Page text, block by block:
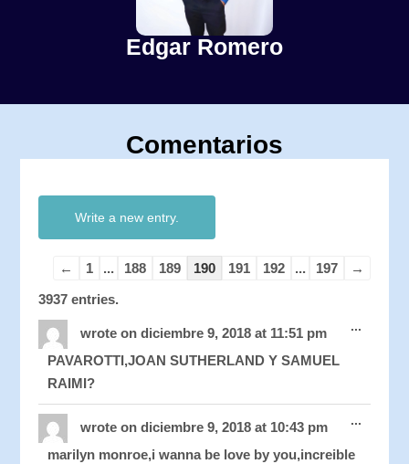
Edgar Romero
Comentarios
←
1 ... 188 189 190 191 192 ... 197
→
3937 entries.
wrote on diciembre 9, 2018 at 11:51 pm
PAVAROTTI,JOAN SUTHERLAND Y SAMUEL
RAIMI?
...this
wrote on diciembre 9, 2018 at 10:43 pm
marilyn monroe,i wanna be love by you,increible
...this